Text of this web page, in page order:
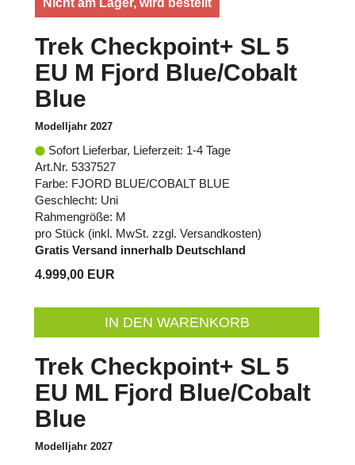
Nicht am Lager, wird bestellt
Trek Checkpoint+ SL 5
EU M Fjord Blue/Cobalt
Blue
Modelljahr 2027
Sofort Lieferbar, Lieferzeit: 1-4 Tage
Art.Nr. 5337527
Farbe: FJORD BLUE/COBALT BLUE
Geschlecht: Uni
Rahmengröße: M
pro Stück (inkl. MwSt. zzgl. Versandkosten)
Gratis Versand innerhalb Deutschland
4.999,00 EUR
IN DEN WARENKORB
Trek Checkpoint+ SL 5
EU ML Fjord Blue/Cobalt
Blue
Modelljahr 2027